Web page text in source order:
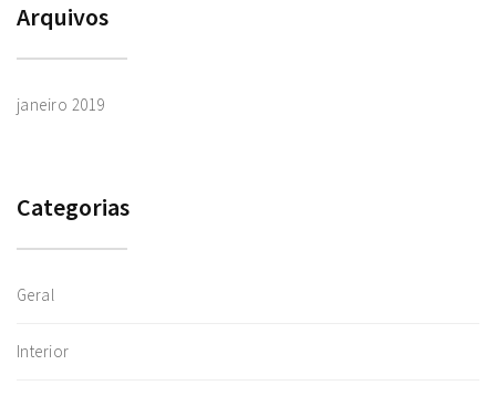
Arquivos
janeiro 2019
Categorias
Geral
Interior